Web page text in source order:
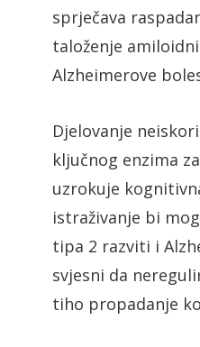
sprječava
taloženje
Alzheimerove
Djelovanje
ključnog enzima
uzrokuje
istraživanje bi
tipa 2 razviti i
svjesni da
tiho propadanje